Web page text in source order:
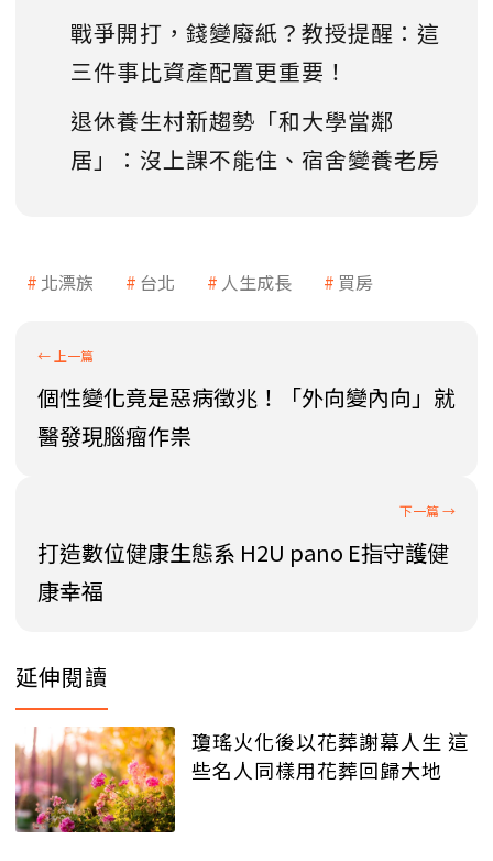
戰爭開打，錢變廢紙？教授提醒：這
三件事比資產配置更重要！
退休養生村新趨勢「和大學當鄰
居」：沒上課不能住、宿舍變養老房
北漂族 台北 人生成長 買房
個性變化竟是惡病徵兆！「外向變內向」就
醫發現腦瘤作祟
打造數位健康生態系 H2U pano E指守護健
康幸福
延伸閱讀
瓊瑤火化後以花葬謝幕人生 這
些名人同樣用花葬回歸大地